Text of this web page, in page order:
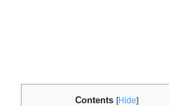
Contents [Hide]